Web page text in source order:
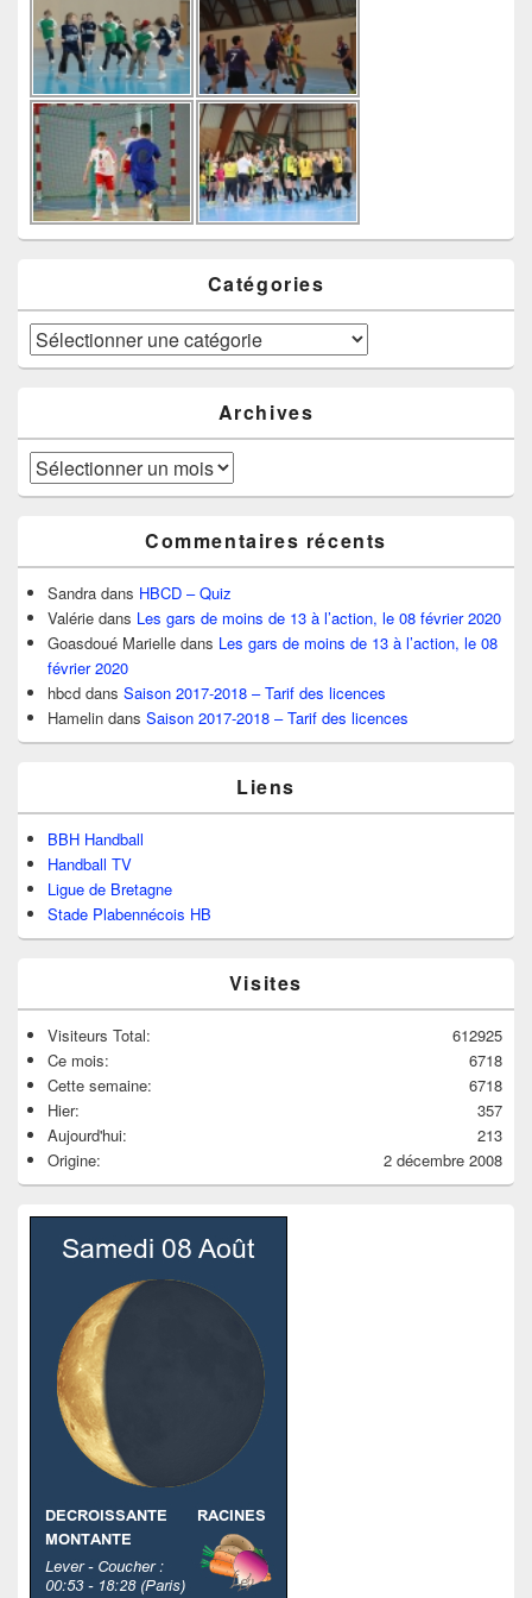
Catégories
Catégories
Archives
Archives
Commentaires récents
Sandra dans HBCD – Quiz
Valérie dans Les gars de moins de 13 à l’action, le 08 février 2020
Goasdoué Marielle dans Les gars de moins de 13 à l’action, le 08
février 2020
hbcd dans Saison 2017-2018 – Tarif des licences
Hamelin dans Saison 2017-2018 – Tarif des licences
Liens
BBH Handball
Handball TV
Ligue de Bretagne
Stade Plabennécois HB
Visites
612925
Visiteurs Total:
6718
Ce mois:
6718
Cette semaine:
357
Hier:
213
Aujourd'hui:
2 décembre 2008
Origine: